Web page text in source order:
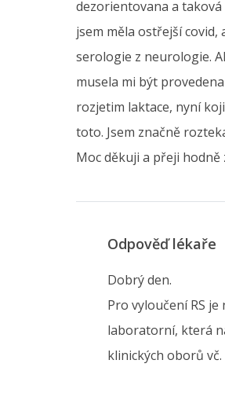
dezorientovana a
jsem měla ostřejší
serologie z neurologie.
musela mi být
rozjetim laktace, nyní
toto. Jsem značně
Moc děkuji a přeji hodně
Odpověď lékaře
Dobrý den.
Pro vyloučení RS
laboratorní, která
klinických oborů